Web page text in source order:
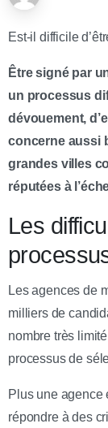
Est-il difficile
Être signé par
un processus
dévouement,
concerne aussi
grandes villes
réputées à
Les
Les agences de
milliers de
nombre très
processus de
Plus une agence
répondre à des